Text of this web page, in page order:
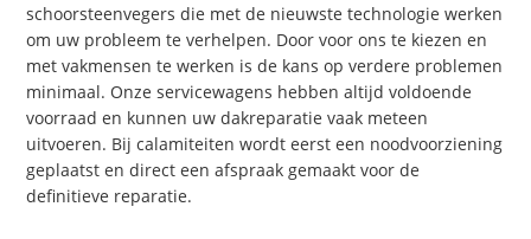
schoorsteenvegers die met de nieuwste technologie werken
om uw probleem te verhelpen. Door voor ons te kiezen en
met vakmensen te werken is de kans op verdere problemen
minimaal. Onze servicewagens hebben altijd voldoende
voorraad en kunnen uw dakreparatie vaak meteen
uitvoeren. Bij calamiteiten wordt eerst een noodvoorziening
geplaatst en direct een afspraak gemaakt voor de
definitieve reparatie.